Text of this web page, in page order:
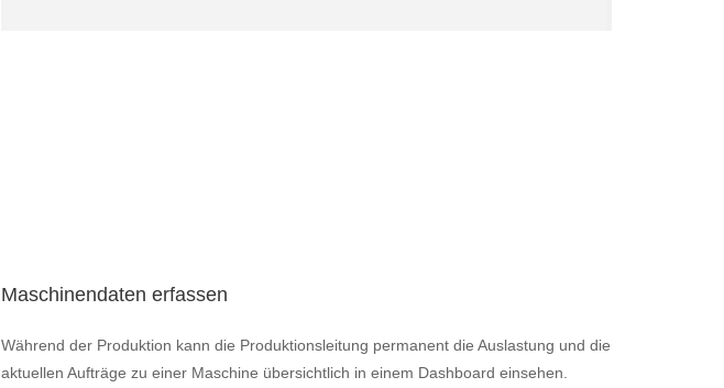
Maschinendaten erfassen
Während der Produktion kann die Produktionsleitung permanent die Auslastung und die
aktuellen Aufträge zu einer Maschine übersichtlich in einem Dashboard einsehen.